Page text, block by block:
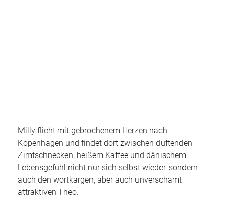
Milly flieht mit gebrochenem Herzen nach
Kopenhagen und findet dort zwischen duftenden
Zimtschnecken, heißem Kaffee und dänischem
Lebensgefühl nicht nur sich selbst wieder, sondern
auch den wortkargen, aber auch unverschämt
attraktiven Theo.